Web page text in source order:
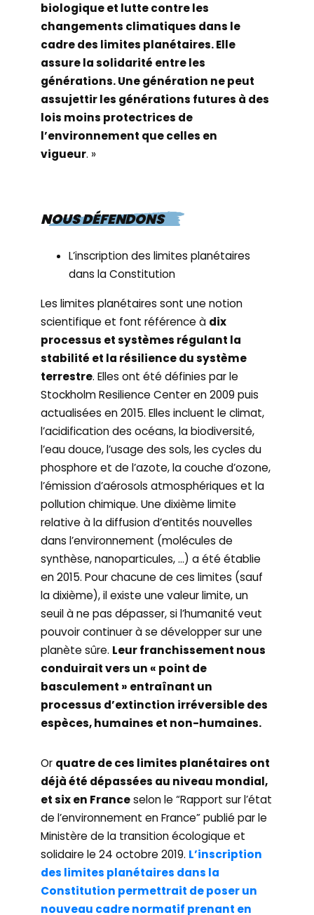
biologique et lutte contre les
changements climatiques dans le
cadre des limites planétaires. Elle
assure la solidarité entre les
générations. Une génération ne peut
assujettir les générations futures à des
lois moins protectrices de
l’environnement que celles en
vigueur. »
NOUS DÉFENDONS
L’inscription des limites planétaires
dans la Constitution
Les limites planétaires sont une notion
scientifique et font référence à dix
processus et systèmes régulant la
stabilité et la résilience du système
terrestre. Elles ont été définies par le
Stockholm Resilience Center en 2009 puis
actualisées en 2015. Elles incluent le climat,
l’acidification des océans, la biodiversité,
l’eau douce, l’usage des sols, les cycles du
phosphore et de l’azote, la couche d’ozone,
l’émission d’aérosols atmosphériques et la
pollution chimique. Une dixième limite
relative à la diffusion d’entités nouvelles
dans l’environnement (molécules de
synthèse, nanoparticules, …) a été établie
en 2015. Pour chacune de ces limites (sauf
la dixième), il existe une valeur limite, un
seuil à ne pas dépasser, si l’humanité veut
pouvoir continuer à se développer sur une
planète sûre. Leur franchissement nous
conduirait vers un « point de
basculement » entraînant un
processus d’extinction irréversible des
espèces, humaines et non-humaines.
Or quatre de ces limites planétaires ont
déjà été dépassées au niveau mondial,
et six en Franceselon le “Rapport sur l’état
de l’environnement en France” publié par le
Ministère de la transition écologique et
solidaire le 24 octobre 2019. L’inscription
des limites planétaires dans la
Constitution permettrait de poser un
nouveau cadre normatif prenant en